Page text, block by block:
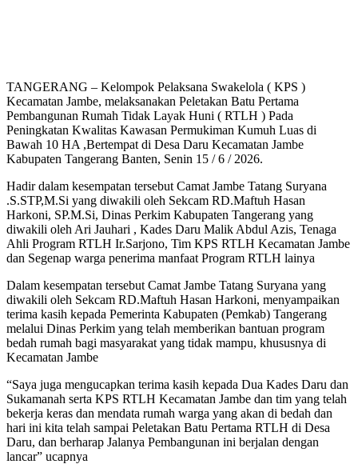
TANGERANG – Kelompok Pelaksana Swakelola ( KPS )
Kecamatan Jambe, melaksanakan Peletakan Batu Pertama
Pembangunan Rumah Tidak Layak Huni ( RTLH ) Pada
Peningkatan Kwalitas Kawasan Permukiman Kumuh Luas di
Bawah 10 HA ,Bertempat di Desa Daru Kecamatan Jambe
Kabupaten Tangerang Banten, Senin 15 / 6 / 2026.
Hadir dalam kesempatan tersebut Camat Jambe Tatang Suryana
.S.STP,M.Si yang diwakili oleh Sekcam RD.Maftuh Hasan
Harkoni, SP.M.Si, Dinas Perkim Kabupaten Tangerang yang
diwakili oleh Ari Jauhari , Kades Daru Malik Abdul Azis, Tenaga
Ahli Program RTLH Ir.Sarjono, Tim KPS RTLH Kecamatan Jambe
dan Segenap warga penerima manfaat Program RTLH lainya
Dalam kesempatan tersebut Camat Jambe Tatang Suryana yang
diwakili oleh Sekcam RD.Maftuh Hasan Harkoni, menyampaikan
terima kasih kepada Pemerinta Kabupaten (Pemkab) Tangerang
melalui Dinas Perkim yang telah memberikan bantuan program
bedah rumah bagi masyarakat yang tidak mampu, khususnya di
Kecamatan Jambe
“Saya juga mengucapkan terima kasih kepada Dua Kades Daru dan
Sukamanah serta KPS RTLH Kecamatan Jambe dan tim yang telah
bekerja keras dan mendata rumah warga yang akan di bedah dan
hari ini kita telah sampai Peletakan Batu Pertama RTLH di Desa
Daru, dan berharap Jalanya Pembangunan ini berjalan dengan
lancar” ucapnya